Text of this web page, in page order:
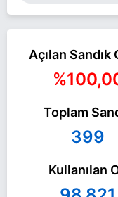
Açılan Sandık
Toplam
399
Kullanılan